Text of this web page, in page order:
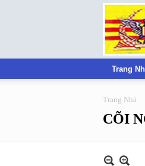
Trang
Trang Nhà
CÕI